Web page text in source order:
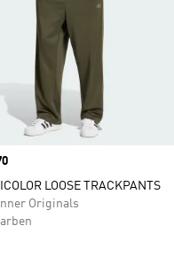
LOOSE TRACKPANTS
Originals